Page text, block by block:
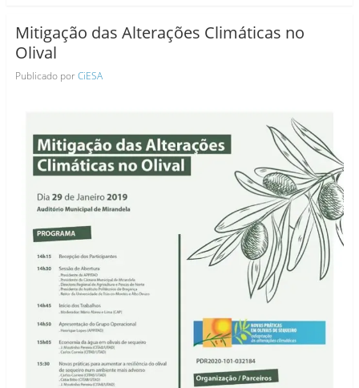
Mitigação das Alterações Climáticas no
Olival
Publicado porCiESA